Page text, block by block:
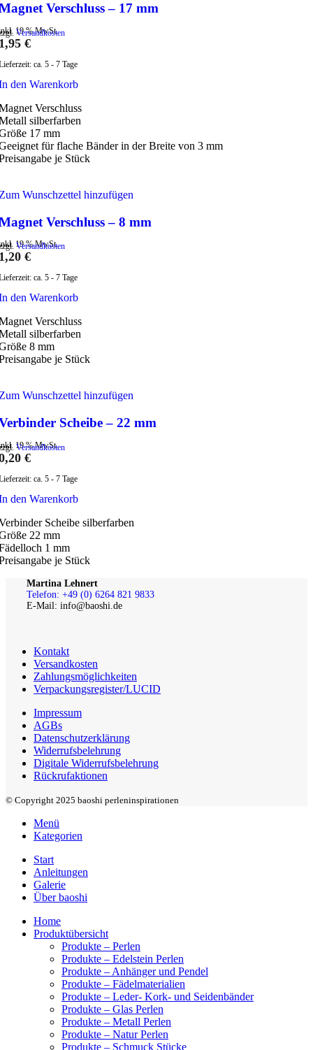
Verschluss – 17 mm
19 % MwSt.
Versandkosten
€
ca. 5 - 7 Tage
den Warenkorb
Verschluss
silberfarben
17 mm
für flache Bänder in der Breite von 3 mm
je Stück
Wunschzettel hinzufügen
Verschluss – 8 mm
19 % MwSt.
Versandkosten
€
ca. 5 - 7 Tage
den Warenkorb
Verschluss
silberfarben
8 mm
je Stück
Wunschzettel hinzufügen
Scheibe – 22 mm
19 % MwSt.
Versandkosten
€
ca. 5 - 7 Tage
den Warenkorb
Scheibe silberfarben
22 mm
1 mm
je Stück
Martina Lehnert
Telefon: +49 (0) 6264 821 9833
E-Mail: info@baoshi.de
Kontakt
Versandkosten
Zahlungsmöglichkeiten
Verpackungsregister/LUCID
Impressum
AGBs
Datenschutzerklärung
Widerrufsbelehrung
Digitale Widerrufsbelehrung
Rückrufaktionen
© Copyright 2025 baoshi perleninspirationen
Menü
Kategorien
Start
Anleitungen
Galerie
Über baoshi
Home
Produktübersicht
Produkte – Perlen
Produkte – Edelstein Perlen
Produkte – Anhänger und Pendel
Produkte – Fädelmaterialien
Produkte – Leder- Kork- und Seidenbänder
Produkte – Glas Perlen
Produkte – Metall Perlen
Produkte – Natur Perlen
Produkte – Schmuck Stücke